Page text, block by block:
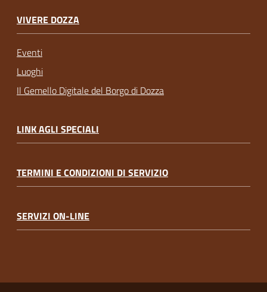
VIVERE DOZZA
Eventi
Luoghi
Il Gemello Digitale del Borgo di Dozza
LINK AGLI SPECIALI
TERMINI E CONDIZIONI DI SERVIZIO
SERVIZI ON-LINE